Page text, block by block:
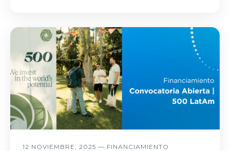
12 NOVIEMBRE, 2025 — FINANCIAMIENTO